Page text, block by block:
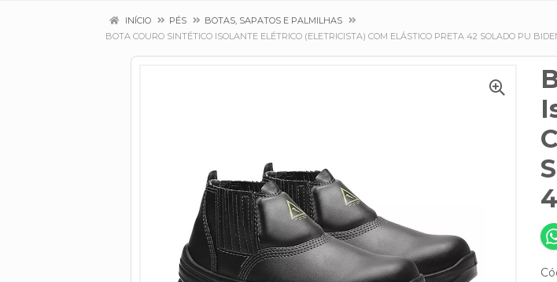
INÍCIO PÉS
BOTAS, SAPATOS E PALMILHAS
BOTA COURO SINTÉTICO ISOLANTE ELÉTRICO (ELETRICISTA) COM ELÁSTICO PRETA 42 SOLADO PU